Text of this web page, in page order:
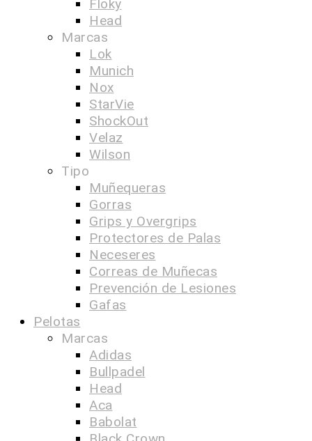
Floky
Head
Marcas
Lok
Munich
Nox
StarVie
ShockOut
Velaz
Wilson
Tipo
Muñequeras
Gorras
Grips y Overgrips
Protectores de Palas
Neceseres
Correas de Muñecas
Prevención de Lesiones
Gafas
Pelotas
Marcas
Adidas
Bullpadel
Head
Aca
Babolat